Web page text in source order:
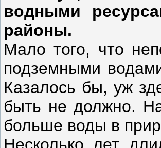
водными
районы.
Мало того, что
подземными
Казалось бы, уж
быть не должно.
больше воды в